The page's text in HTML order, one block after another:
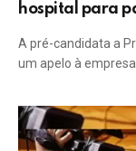
hospital para
A pré-candidata a
um apelo à